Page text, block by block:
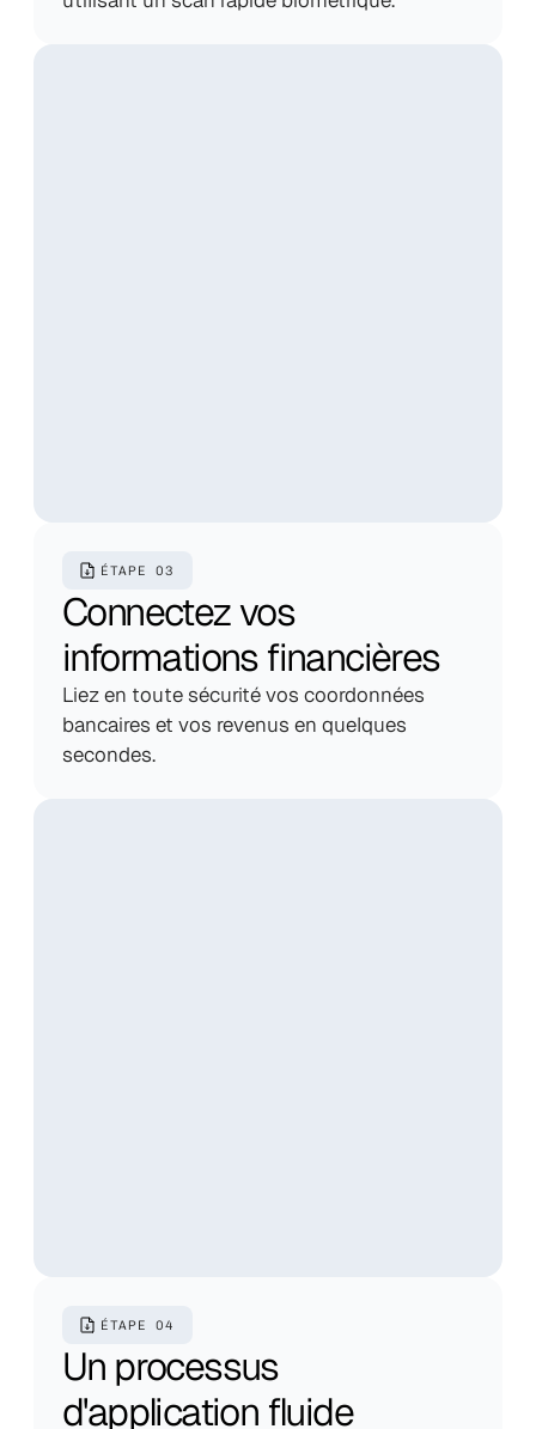
ÉTAPE 03
Connectez vos
informations financières
Liez en toute sécurité vos coordonnées
bancaires et vos revenus en quelques
secondes.
ÉTAPE 04
Un processus
d'application fluide